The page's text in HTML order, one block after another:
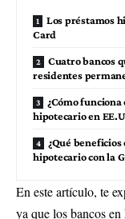
Los préstamos
Card
Cuatro bancos
residentes
¿Cómo
hipotecario en
¿Qué
hipotecario con la
En este artículo, te
ya que los bancos en